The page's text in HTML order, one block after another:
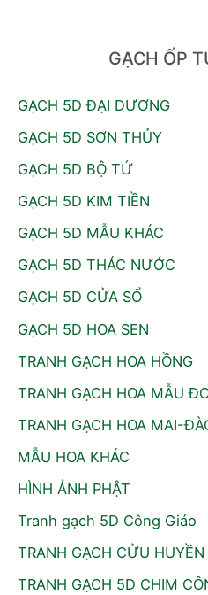
GẠCH ỐP
GẠCH 5D ĐẠI DƯƠNG
GẠCH 5D SƠN THỦY
GẠCH 5D BỘ TỨ
GẠCH 5D KIM TIỀN
GẠCH 5D MẪU KHÁC
GẠCH 5D THÁC NƯỚC
GẠCH 5D CỬA SỔ
GẠCH 5D HOA SEN
TRANH GẠCH HOA HỒNG
TRANH GẠCH HOA MẪU
TRANH GẠCH HOA MAI-
MẪU HOA KHÁC
HÌNH ẢNH PHẬT
Tranh gạch 5D Công Giáo
TRANH GẠCH CỬU
TRANH GẠCH 5D CHIM